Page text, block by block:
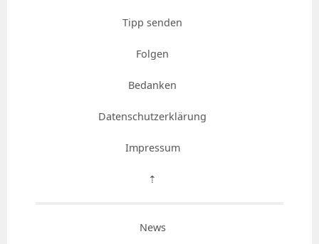
Tipp senden
Folgen
Bedanken
Datenschutzerklärung
Impressum
⇡
News